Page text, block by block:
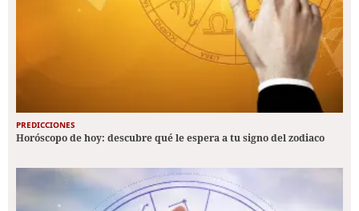
PREDICCIONES
Horóscopo de hoy: descubre qué le espera a tu signo del zodiaco